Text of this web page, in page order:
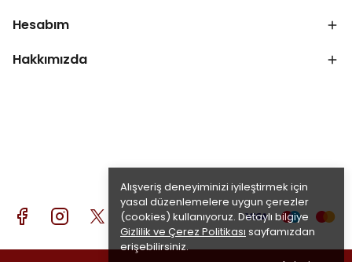
Alışveriş deneyiminizi iyileştirmek için
yasal düzenlemelere uygun çerezler
(cookies) kullanıyoruz. Detaylı bilgiye
Gizlilik ve Çerez Politikası sayfamızdan
erişebilirsiniz.
Hesabım
Hakkımızda